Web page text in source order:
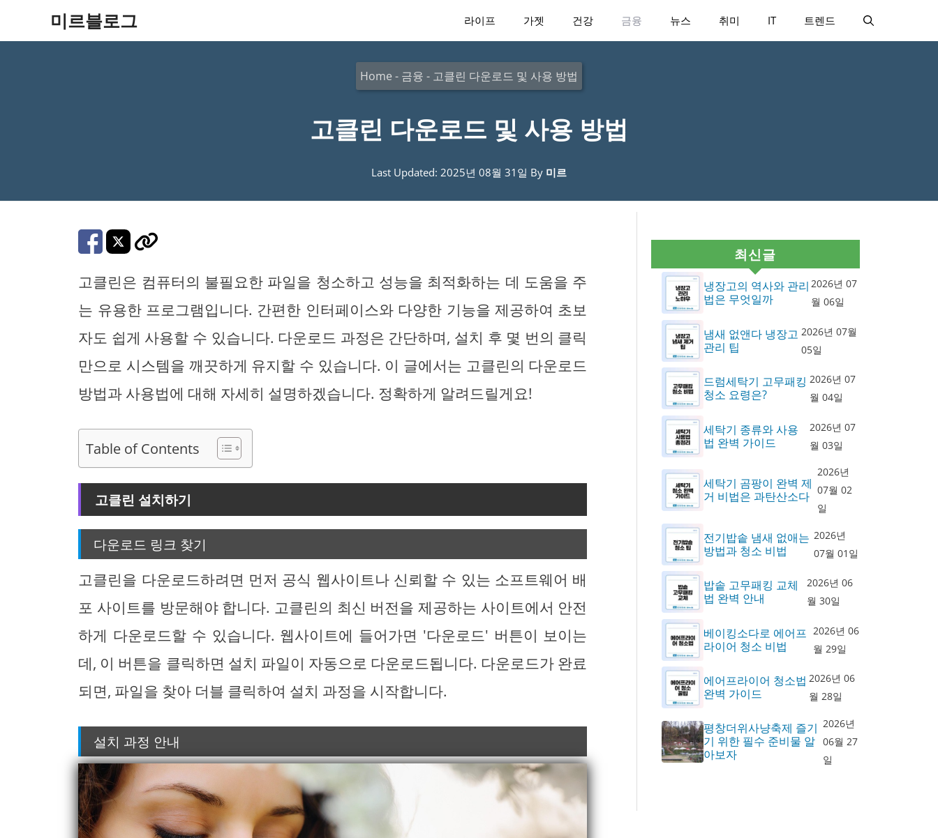
미르블로그 라이프 가젯 건강 금융 뉴스 취미 IT 트렌드
Home - 금융 - 고클린 다운로드 및 사용 방법
고클린 다운로드 및 사용 방법
Last Updated: 2025년 08월 31일 By 미르
고클린은 컴퓨터의 불필요한 파일을 청소하고 성능을 최적화하는 데 도움을 주
는 유용한 프로그램입니다. 간편한 인터페이스와 다양한 기능을 제공하여 초보
자도 쉽게 사용할 수 있습니다. 다운로드 과정은 간단하며, 설치 후 몇 번의 클릭
만으로 시스템을 깨끗하게 유지할 수 있습니다. 이 글에서는 고클린의 다운로드
방법과 사용법에 대해 자세히 설명하겠습니다. 정확하게 알려드릴게요!
Table of Contents
고클린 설치하기
다운로드 링크 찾기
고클린을 다운로드하려면 먼저 공식 웹사이트나 신뢰할 수 있는 소프트웨어 배
포 사이트를 방문해야 합니다. 고클린의 최신 버전을 제공하는 사이트에서 안전
하게 다운로드할 수 있습니다. 웹사이트에 들어가면 '다운로드' 버튼이 보이는
데, 이 버튼을 클릭하면 설치 파일이 자동으로 다운로드됩니다. 다운로드가 완료
되면, 파일을 찾아 더블 클릭하여 설치 과정을 시작합니다.
설치 과정 안내
최신글
냉장고의 역사와 관리
법은 무엇일까
2026년 07
월 06일
냄새 없앤다 냉장고
관리 팁
2026년 07월
05일
드럼세탁기 고무패킹
청소 요령은?
2026년 07
월 04일
세탁기 종류와 사용
법 완벽 가이드
2026년 07
월 03일
세탁기 곰팡이 완벽 제
거 비법은 과탄산소다
2026년
07월 02
일
전기밥솥 냄새 없애는
방법과 청소 비법
2026년
07월 01일
밥솥 고무패킹 교체
법 완벽 안내
2026년 06
월 30일
베이킹소다로 에어프
라이어 청소 비법
2026년 06
월 29일
에어프라이어 청소법
완벽 가이드
2026년 06
월 28일
평창더위사냥축제 즐기
기 위한 필수 준비물 알
아보자
2026년
06월 27
일